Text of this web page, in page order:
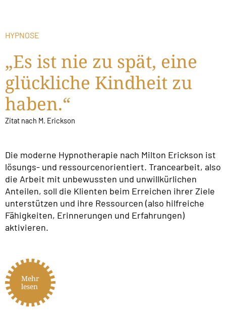
HYPNOSE
„Es ist nie zu spät, eine
glückliche Kindheit zu
haben.“
Zitat nach M. Erickson
Die moderne Hypnotherapie nach Milton Erickson ist
lösungs- und ressourcenorientiert. Trancearbeit, also
die Arbeit mit unbewussten und unwillkürlichen
Anteilen, soll die Klienten beim Erreichen ihrer Ziele
unterstützen und ihre Ressourcen (also hilfreiche
Fähigkeiten, Erinnerungen und Erfahrungen)
aktivieren.
Mehr
lesen